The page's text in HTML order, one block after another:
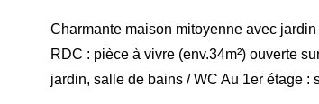
Charmante maison mitoyenne avec jardin
RDC : pièce à vivre (env.34m²) ouverte
jardin, salle de bains / WC Au 1er étage :